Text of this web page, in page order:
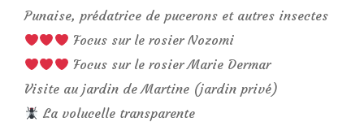
Punaise, prédatrice de pucerons et autres insectes
Focus sur le rosier Nozomi
Focus sur le rosier Marie Dermar
Visite au jardin de Martine (jardin privé)
La volucelle transparente